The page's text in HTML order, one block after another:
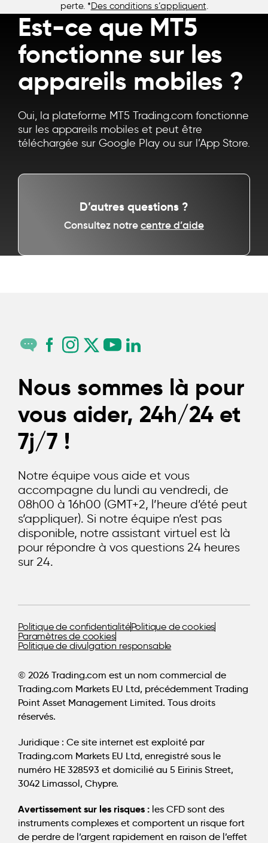
perte. *Des conditions s’appliquent.
Est-ce que MT5
fonctionne sur les
appareils mobiles ?
Oui, la plateforme MT5 Trading.com fonctionne
sur les appareils mobiles et peut être
téléchargée sur Google Play ou sur l’App Store.
D’autres questions ?
Consultez notrecentre d’aide
Nous sommes là pour
vous aider, 24h/24 et
7j/7 !
Notre équipe vous aide et vous
accompagne du lundi au vendredi, de
08h00 à 16h00 (GMT+2, l’heure d’été peut
s’appliquer). Si notre équipe n’est pas
disponible, notre assistant virtuel est là
pour répondre à vos questions 24 heures
sur 24.
Politique de confidentialitéPolitique de cookies
Paramètres de cookies
Politique de divulgation responsable
© 2026 Trading.com est un nom commercial de
Trading.com Markets EU Ltd, précédemment Trading
Point Asset Management Limited. Tous droits
réservés.
Juridique : Ce site internet est exploité par
Trading.com Markets EU Ltd, enregistré sous le
numéro HE 328593 et domicilié au 5 Eirinis Street,
3042 Limassol, Chypre.
Avertissement sur les risques : les CFD sont des
instruments complexes et comportent un risque fort
de perdre de l’argent rapidement en raison de l’effet